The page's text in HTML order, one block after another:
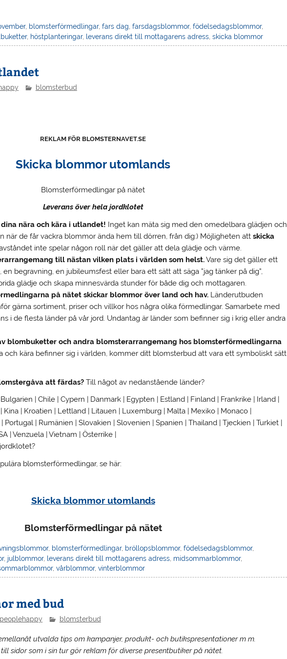
, blomsterförmedlingar,fars dag ,farsdagsblommor,födelsedagsblommor,
, höstplanteringar, leverans direkt till mottagarens adress,skicka blommor
blomsterbud
REKLAM FÖR BLOMSTERNAVET.SE
Skicka blommor utomlands
Blomsterförmedlingar på nätet
Leverans över hela jordklotet
nära och kära i utlandet! Inget kan mäta sig med den omedelbara glädjen och
när de får vackra blommor ända hem till dörren, från dig:) Möjligheten attskicka
inte spelar någon roll när det gäller att dela glädje och värme.
till nästan vilken plats i världen som helst.Vare sig det gäller ett
begravning, en jubileumsfest eller bara ett sätt att säga ”jag tänker på dig”,
glädje och skapa minnesvärda stunder för både dig och mottagaren.
på nätet skickar blommor över land och hav. Länderutbuden
gärna sortiment, priser och villkor hos några olika förmedlingar. Samarbete med
i de flesta länder på vår jord. Undantag är länder som befinner sig i krig eller andra
blombuketter och andra blomsterarrangemang hos blomsterförmedlingarna
och kära befinner sig i världen, kommer ditt blomsterbud att vara ett symboliskt sätt
att färdas? Till något av nedanstående länder?
| Chile | Cypern | Danmark | Egypten | Estland | Finland | Frankrike | Irland |
Kina | Kroatien | Lettland | Litauen | Luxemburg | Malta | Mexiko | Monaco |
| Rumänien | Slovakien | Slovenien | Spanien | Thailand | Tjeckien | Turkiet |
| Venzuela | Vietnam | Österrike |
blomsterförmedlingar, se här:
Skicka blommor utomlands
Blomsterförmedlingar på nätet
, blomsterförmedlingar, bröllopsblommor,födelsedagsblommor,
, julblommor, leverans direkt till mottagarens adress, midsommarblommor,
,vårblommor,vinterblommor
med bud
blomsterbud
utvalda tips om kampanjer, produkt- och butikspresentationer m m.
sidor som i sin tur gör reklam för diverse presentbutiker på nätet.